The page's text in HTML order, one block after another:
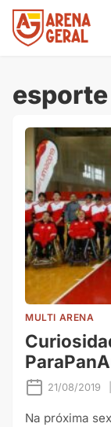
MULTI ARENA
21/08/2019
Na próxima